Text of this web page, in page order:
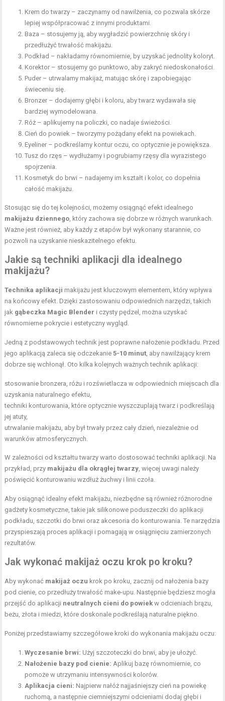
Krem do twarzy – zaczynamy od nawilżenia, co pozwala skórze
lepiej współpracować z innymi produktami.
Baza – stosujemy ją, aby wygładzić powierzchnię skóry i
przedłużyć trwałość makijażu.
Podkład – nakładamy równomiernie, by uzyskać jednolity koloryt.
Korektor – stosujemy go punktowo, aby zakryć niedoskonałości.
Puder – utrwalamy makijaż, matując skórę i zapobiegając
świeceniu się.
Bronzer – dodajemy głębi i koloru, aby twarz wydawała się
bardziej wymodelowana.
Róż – aplikujemy na policzki, co nadaje świeżości.
Cień do powiek – tworzymy pożądany efekt na powiekach.
Eyeliner – podkreślamy kontur oczu, co optycznie je powiększa.
Tusz do rzęs – wydłużamy i pogrubiamy rzęsy dla wyrazistego
spojrzenia.
Kosmetyk do brwi – nadajemy im kształt i kolor, co dopełnia
całość makijażu.
Stosując się do tej kolejności, możemy osiągnąć efekt idealnego
makijażu dziennego , który zachowa się dobrze w różnych warunkach.
Ważne jest również, aby każdy z etapów był wykonany starannie, co
pozwoli na uzyskanie nieskazitelnego efektu.
Jakie są techniki aplikacji dla idealnego
makijażu?
Technika aplikacji makijażu jest kluczowym elementem, który wpływa
na końcowy efekt. Dzięki zastosowaniu odpowiednich narzędzi, takich
jak gąbeczka Magic Blender i czysty pędzel, można uzyskać
równomierne pokrycie i estetyczny wygląd.
Jedną z podstawowych technik jest poprawne nałożenie podkładu. Przed
jego aplikacją zaleca się odczekanie5-10 minut , aby nawilżający krem
dobrze się wchłonął. Oto kilka kolejnych ważnych technik aplikacji:
stosowanie bronzera, różu i rozświetlacza w odpowiednich miejscach dla
uzyskania naturalnego efektu,
techniki konturowania, które optycznie wyszczuplają twarz i podkreślają
jej atuty,
utrwalanie makijażu, aby był trwały przez cały dzień, niezależnie od
warunków atmosferycznych.
W zależności od kształtu twarzy warto dostosować techniki aplikacji. Na
przykład, przy makijażu dla okrągłej twarzy , więcej uwagi należy
poświęcić konturowaniu wzdłuż żuchwy i linii czoła.
Aby osiągnąć idealny efekt makijażu, niezbędne są również różnorodne
gadżety kosmetyczne, takie jak silikonowe poduszeczki do aplikacji
podkładu, szczotki do brwi oraz akcesoria do konturowania. Te narzędzia
przyspieszają proces aplikacji i pomagają w osiągnięciu zamierzonych
rezultatów.
Jak wykonać makijaż oczu krok po kroku?
Aby wykonać makijaż oczu krok po kroku, zacznij od nałożenia bazy
pod cienie, co przedłuży trwałość make-upu. Następnie będziesz mogła
przejść do aplikacji neutralnych cieni do powiek w odcieniach brązu,
beżu, złota i miedzi, które doskonale podkreślają naturalne piękno.
Poniżej przedstawiamy szczegółowe kroki do wykonania makijażu oczu:
Wyczesanie brwi: Użyj szczoteczki do brwi, aby je ułożyć.
Nałożenie bazy pod cienie: Aplikuj bazę równomiernie, co
pomoże w utrzymaniu intensywności kolorów.
Aplikacja cieni: Najpierw nałóż najjaśniejszy cień na powiekę
ruchomą, a następnie ciemniejszymi odcieniami dodaj głębi i